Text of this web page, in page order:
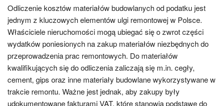
Odliczenie kosztów materiałów budowlanych od podatku jest
jednym z kluczowych elementów ulgi remontowej w Polsce.
Właściciele nieruchomości mogą ubiegać się o zwrot części
wydatków poniesionych na zakup materiałów niezbędnych do
przeprowadzenia prac remontowych. Do materiałów
kwalifikujących się do odliczenia zaliczają się m.in. cegły,
cement, gips oraz inne materiały budowlane wykorzystywane w
trakcie remontu. Ważne jest jednak, aby zakupy były
udokumentowane fakturami VAT, które stanowią podstawę do